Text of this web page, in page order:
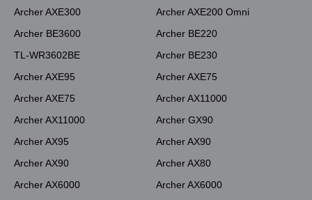
Archer AXE300
Archer AXE200 Omni
Archer BE3600
Archer BE220
TL-WR3602BE
Archer BE230
Archer AXE95
Archer AXE75
Archer AXE75
Archer AX11000
Archer AX11000
Archer GX90
Archer AX95
Archer AX90
Archer AX90
Archer AX80
Archer AX6000
Archer AX6000